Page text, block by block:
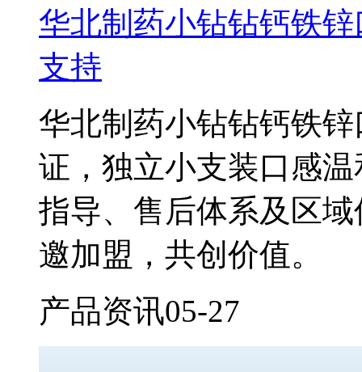
华北制药小钻钻钙铁
支持
华北制药小钻钻钙铁
证，独立小支装口感
指导、售后体系及区
邀加盟，共创价值。
产品资讯05-27